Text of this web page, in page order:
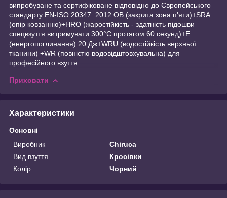
випробуване та сертифіковане відповідно до Європейського
стандарту EN-ISO 20347: 2012 OB (закрита зона п'яти)+SRA
(опір ковзанню)+HRO (жаростійкість - здатність підошви
спецвзуття витримувати 300°C протягом 60 секунд)+E
(енергопоглинання) 20 Дж+WRU (водостійкість верхньої
тканини) +WR (повністю водовідштовхувальна) для
професійного взуття.
Приховати
Характеристики
Основні
Виробник
Chiruca
Вид взуття
Кросівки
Колір
Чорний